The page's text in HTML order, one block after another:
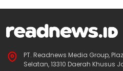
PT. Readnews Media Group,
Selatan, 13310 Daerah Khusus